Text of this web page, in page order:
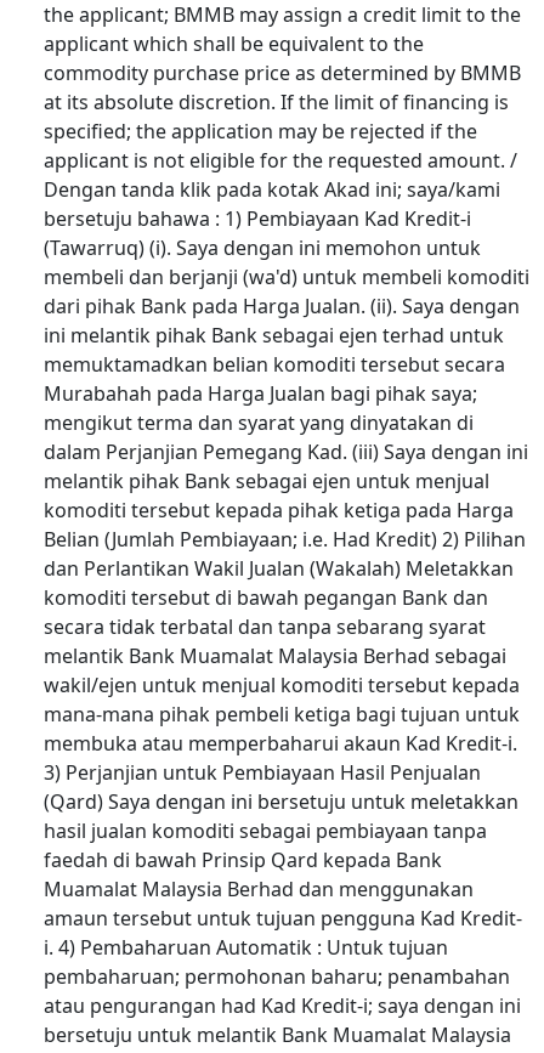
the applicant; BMMB may assign a credit limit to the
applicant which shall be equivalent to the
commodity purchase price as determined by BMMB
at its absolute discretion. If the limit of financing is
specified; the application may be rejected if the
applicant is not eligible for the requested amount. /
Dengan tanda klik pada kotak Akad ini; saya/kami
bersetuju bahawa : 1) Pembiayaan Kad Kredit-i
(Tawarruq) (i). Saya dengan ini memohon untuk
membeli dan berjanji (wa'd) untuk membeli komoditi
dari pihak Bank pada Harga Jualan. (ii). Saya dengan
ini melantik pihak Bank sebagai ejen terhad untuk
memuktamadkan belian komoditi tersebut secara
Murabahah pada Harga Jualan bagi pihak saya;
mengikut terma dan syarat yang dinyatakan di
dalam Perjanjian Pemegang Kad. (iii) Saya dengan ini
melantik pihak Bank sebagai ejen untuk menjual
komoditi tersebut kepada pihak ketiga pada Harga
Belian (Jumlah Pembiayaan; i.e. Had Kredit) 2) Pilihan
dan Perlantikan Wakil Jualan (Wakalah) Meletakkan
komoditi tersebut di bawah pegangan Bank dan
secara tidak terbatal dan tanpa sebarang syarat
melantik Bank Muamalat Malaysia Berhad sebagai
wakil/ejen untuk menjual komoditi tersebut kepada
mana-mana pihak pembeli ketiga bagi tujuan untuk
membuka atau memperbaharui akaun Kad Kredit-i.
3) Perjanjian untuk Pembiayaan Hasil Penjualan
(Qard) Saya dengan ini bersetuju untuk meletakkan
hasil jualan komoditi sebagai pembiayaan tanpa
faedah di bawah Prinsip Qard kepada Bank
Muamalat Malaysia Berhad dan menggunakan
amaun tersebut untuk tujuan pengguna Kad Kredit-
i. 4) Pembaharuan Automatik : Untuk tujuan
pembaharuan; permohonan baharu; penambahan
atau pengurangan had Kad Kredit-i; saya dengan ini
bersetuju untuk melantik Bank Muamalat Malaysia